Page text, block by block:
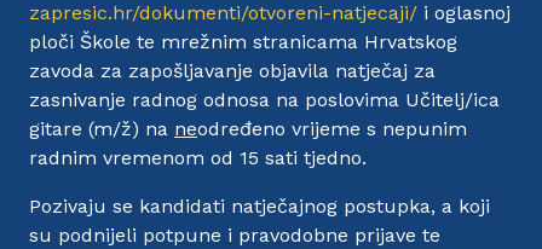
zapresic.hr/dokumenti/otvoreni-natjecaji/ i oglasnoj
ploči Škole te mrežnim stranicama Hrvatskog
zavoda za zapošljavanje objavila natječaj za
zasnivanje radnog odnosa na poslovima Učitelj/ica
gitare (m/ž) na neodređeno vrijeme s nepunim
radnim vremenom od 15 sati tjedno.
Pozivaju se kandidati natječajnog postupka, a koji
su podnijeli potpune i pravodobne prijave te